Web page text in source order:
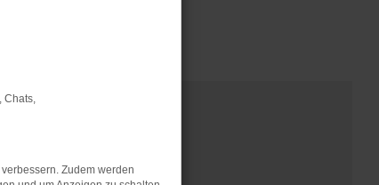
Chats,
Zudem werden